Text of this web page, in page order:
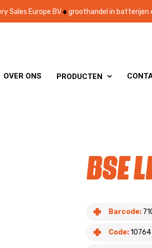
Sales Europe BV groothandel in batterijen
OVER ONS PRODUCTEN 
BSE
Barcode:
Code:10764